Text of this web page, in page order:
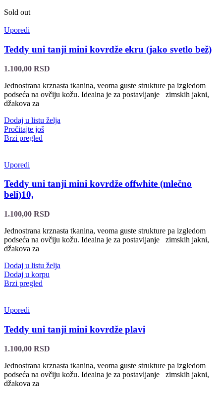
Sold out
Uporedi
Teddy uni tanji mini kovrdže ekru (jako svetlo bež)
1.100,00 RSD
Jednostrana krznasta tkanina, veoma guste strukture pa izgledom
podseća na ovčiju kožu. Idealna je za postavljanje zimskih jakni,
džakova za
Dodaj u listu želja
Pročitajte još
Brzi pregled
Uporedi
Teddy uni tanji mini kovrdže offwhite (mlečno
beli)10,
1.100,00 RSD
Jednostrana krznasta tkanina, veoma guste strukture pa izgledom
podseća na ovčiju kožu. Idealna je za postavljanje zimskih jakni,
džakova za
Dodaj u listu želja
Dodaj u korpu
Brzi pregled
Uporedi
Teddy uni tanji mini kovrdže plavi
1.100,00 RSD
Jednostrana krznasta tkanina, veoma guste strukture pa izgledom
podseća na ovčiju kožu. Idealna je za postavljanje zimskih jakni,
džakova za